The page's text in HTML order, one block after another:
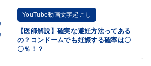
YouTube動画文字起こし
【医師解説】確実な避妊方法ってある
の？コンドームでも妊娠する確率は〇
〇％！？